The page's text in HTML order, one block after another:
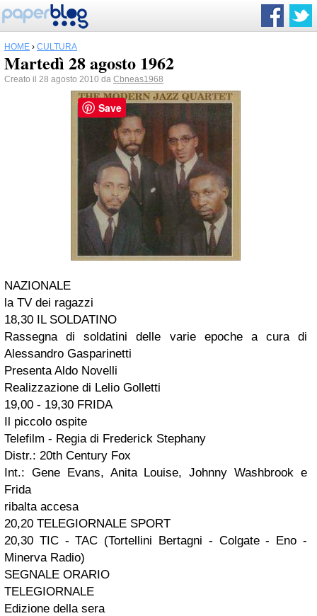
HOME › CULTURA
Martedì 28 agosto 1962
Creato il 28 agosto 2010 da Cbneas1968
NAZIONALE
la TV dei ragazzi
18,30 IL SOLDATINO
Rassegna di soldatini delle varie epoche a cura di
Alessandro Gasparinetti
Presenta Aldo Novelli
Realizzazione di Lelio Golletti
19,00 - 19,30 FRIDA
Il piccolo ospite
Telefilm - Regia di Frederick Stephany
Distr.: 20th Century Fox
Int.: Gene Evans, Anita Louise, Johnny Washbrook e
Frida
ribalta accesa
20,20 TELEGIORNALE SPORT
20,30 TIC - TAC (Tortellini Bertagni - Colgate - Eno -
Minerva Radio)
SEGNALE ORARIO
TELEGIORNALE
Edizione della sera
Save